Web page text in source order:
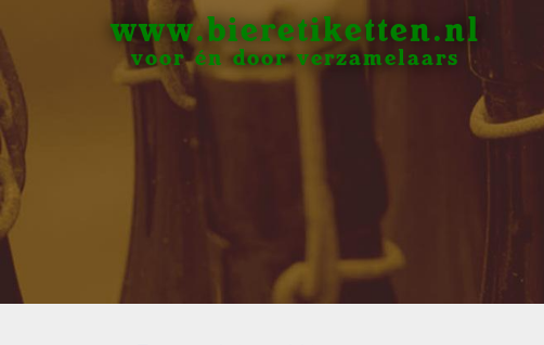
www.bieretiketten.nl
voor én door verzamelaars